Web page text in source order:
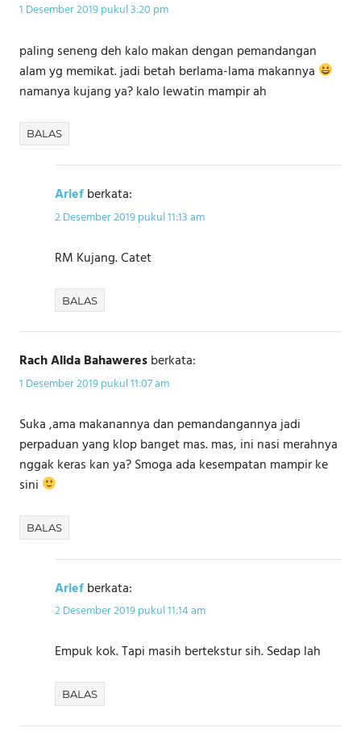
1 Desember 2019 pukul 3:20 pm
paling seneng deh kalo makan dengan pemandangan
alam yg memikat. jadi betah berlama-lama makannya
namanya kujang ya? kalo lewatin mampir ah
BALAS
Ariefberkata:
2 Desember 2019 pukul 11:13 am
RM Kujang. Catet
BALAS
Rach Alida Bahaweresberkata:
1 Desember 2019 pukul 11:07 am
Suka ,ama makanannya dan pemandangannya jadi
perpaduan yang klop banget mas. mas, ini nasi merahnya
nggak keras kan ya? Smoga ada kesempatan mampir ke
sini
BALAS
Ariefberkata:
2 Desember 2019 pukul 11:14 am
Empuk kok. Tapi masih bertekstur sih. Sedap lah
BALAS